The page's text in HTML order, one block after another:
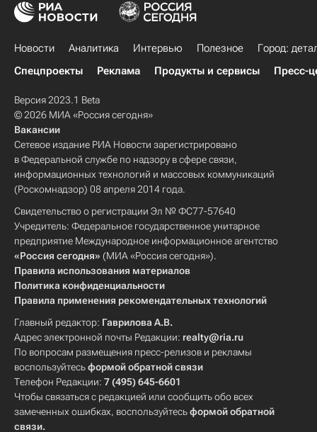
Новости Аналитика Интервью Полезное
Город:
Спецпроекты
Реклама Продукты и сервисы Пресс-
Версия 2023.1 Beta
© 2026 МИА «Россия сегодня»
Вакансии
Сетевое издание РИА Новости зарегистрировано
в Федеральной службе по надзору в сфере связи,
информационных технологий и массовых коммуникаций
(Роскомнадзор) 08 апреля 2014 года.
Свидетельство о регистрации Эл № ФС77-57640
Учредитель: Федеральное государственное унитарное
предприятие Международное информационное агентство
«Россия сегодня» (МИА «Россия сегодня»).
Правила использования материалов
Политика конфиденциальности
Правила применения рекомендательных технологий
Главный редактор: Гаврилова А.В.
Адрес электронной почты Редакции: realty@ria.ru
По вопросам размещения пресс-релизов и рекламы
воспользуйтесьформой обратной связи
Телефон Редакции: 7 (495) 645-6601
Чтобы связаться с редакцией или сообщить обо всех
замеченных ошибках, воспользуйтесьформой обратной
связи.